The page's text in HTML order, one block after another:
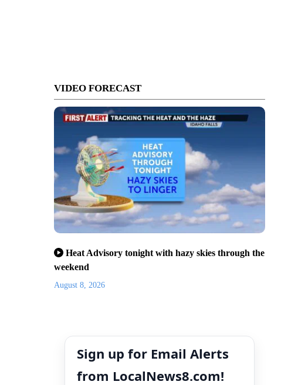
VIDEO FORECAST
Heat Advisory tonight with hazy skies through the
weekend
August 8, 2026
Sign up for Email Alerts
from LocalNews8.com!